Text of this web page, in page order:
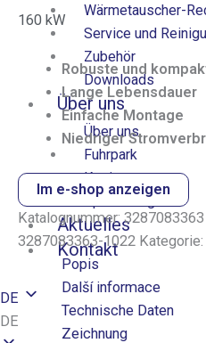
Wärmetauscher-
Service und
Zubehör
Downloads
Über uns
Über uns
Fuhrpark
Karriere
Sponsoring
Aktuelles
Kontakt
DE
DE
160 kW
Robuste und
Lange Lebensdauer
Einfache Montage
Niedriger
Im e-shop anzeigen
Katalognummer: 3287083363
3287083363-1022 Kategorie:
Popis
Další informace
Technische Daten
Zeichnung